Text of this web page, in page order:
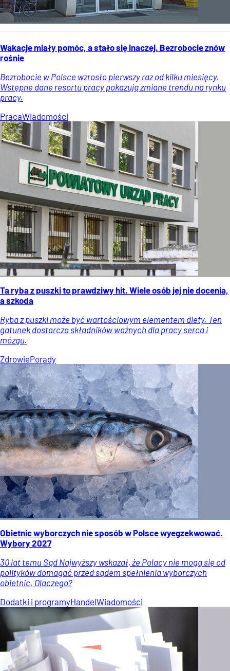
Wakacje miały pomóc, a stało się inaczej. Bezrobocie znów
rośnie
Bezrobocie w Polsce wzrosło pierwszy raz od kilku miesięcy.
Wstępne dane resortu pracy pokazują zmianę trendu na rynku
pracy.
PracaWiadomości
Ta ryba z puszki to prawdziwy hit. Wiele osób jej nie docenia,
a szkoda
Ryba z puszki może być wartościowym elementem diety. Ten
gatunek dostarcza składników ważnych dla pracy serca i
mózgu.
ZdrowiePorady
Obietnic wyborczych nie sposób w Polsce wyegzekwować.
Wybory 2027
30 lat temu Sąd Najwyższy wskazał, że Polacy nie mogą się od
polityków domagać przed sądem spełnienia wyborczych
obietnic. Dlaczego?
Dodatki i programyHandelWiadomości